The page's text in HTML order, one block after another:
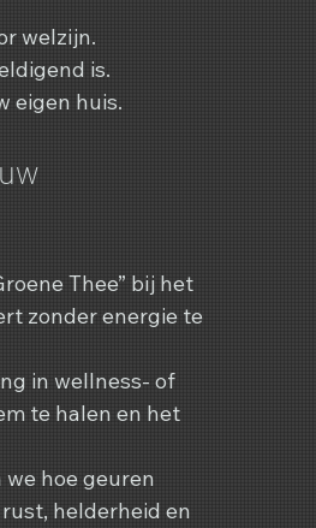
welzijn.
is.
eigen huis.
Thee” bij het
zonder energie te
in wellness- of
te halen en het
hoe geuren
helderheid en